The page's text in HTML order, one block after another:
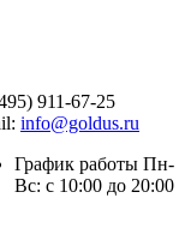
911-67-25
info@goldus.ru
График работы Пн-
Вс: с 10:00 до 20:00